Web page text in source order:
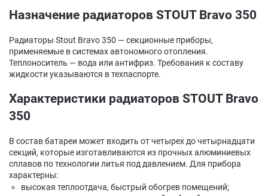
Назначение радиаторов STOUT Bravo 350
Радиаторы Stout Bravo 350 — секционные приборы,
применяемые в системах автономного отопления.
Теплоноситель — вода или антифриз. Требования к составу
жидкости указываются в техпаспорте.
Характеристики радиаторов STOUT Bravo
350
В состав батареи может входить от четырех до четырнадцати
секций, которые изготавливаются из прочных алюминиевых
сплавов по технологии литья под давлением. Для прибора
характерны:
высокая теплоотдача, быстрый обогрев помещений;